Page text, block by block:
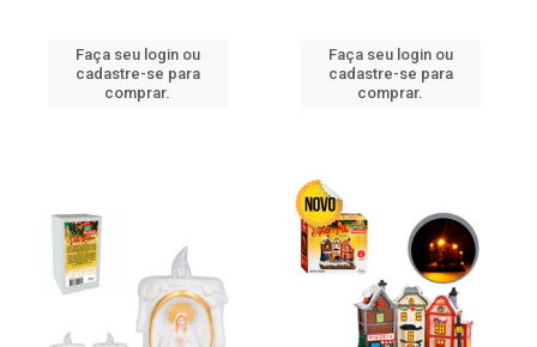
Faça seu login ou
cadastre-se para
comprar.
Faça seu login ou
cadastre-se para
comprar.